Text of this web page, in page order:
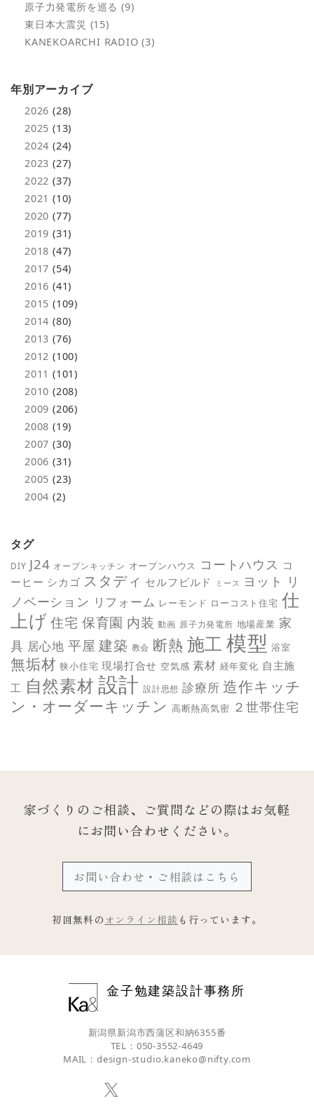
原子力発電所を巡る (9)
東日本大震災 (15)
KANEKOARCHI RADIO (3)
年別アーカイブ
2026 (28)
2025 (13)
2024 (24)
2023 (27)
2022 (37)
2021 (10)
2020 (77)
2019 (31)
2018 (47)
2017 (54)
2016 (41)
2015 (109)
2014 (80)
2013 (76)
2012 (100)
2011 (101)
2010 (208)
2009 (206)
2008 (19)
2007 (30)
2006 (31)
2005 (23)
2004 (2)
タグ
DIY J24 オープンキッチン オープンハウス コートハウス コ
ーヒー シカゴ スタディ セルフビルド ミース ヨット リ
ノベーション リフォーム レーモンド ローコスト住宅 仕
上げ 住宅 保育園 内装 動画 原子力発電所 地場産業 家
具 居心地 平屋 建築 教会 断熱 施工 模型 浴室
無垢材 狭小住宅 現場打合せ 空気感 素材 経年変化 自主施
工 自然素材 設計 設計思想 診療所 造作キッチ
ン・オーダーキッチン 高断熱高気密 ２世帯住宅
家づくりのご相談、ご質問などの際はお気軽
にお問い合わせください。
お問い合わせ・ご相談はこちら
初回無料の オンライン相談 も行っています。
金子勉建築設計事務所
新潟県新潟市西蒲区和納6355番
TEL：050-3552-4649
MAIL： design-studio.kaneko@nifty.com